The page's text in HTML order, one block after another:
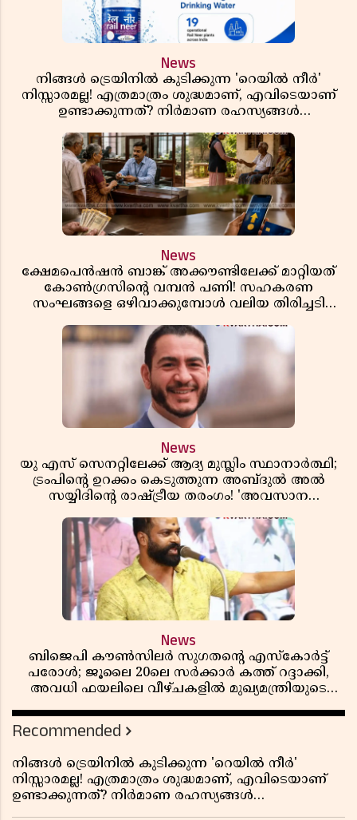
News
നിങ്ങൾ ട്രെയിനിൽ കുടിക്കുന്ന 'റെയിൽ നീർ'
നിസ്സാരമല്ല! എത്രമാത്രം ശുദ്ധമാണ്, എവിടെയാണ്
ഉണ്ടാക്കുന്നത്? നിർമാണ രഹസ്യങ്ങൾ
News
ക്ഷേമപെൻഷൻ ബാങ്ക് അക്കൗണ്ടിലേക്ക് മാറ്റിയത്
കോൺഗ്രസിന്റെ വമ്പൻ പണി! സഹകരണ
സംഘങ്ങളെ ഒഴിവാക്കുമ്പോൾ വലിയ തിരിച്ചടി
News
യു എസ് സെനറ്റിലേക്ക് ആദ്യ മുസ്ലിം സ്ഥാനാർത്ഥി;
ട്രംപിന്റെ ഉറക്കം കെടുത്തുന്ന അബ്ദുൽ അൽ
സയ്യിദിന്റെ രാഷ്ട്രീയ തരംഗം! 'അവസാന
News
ബിജെപി കൗൺസിലർ സുഗതന്റെ എസ്‌കോർട്ട്
പരോൾ; ജൂലൈ 20ലെ സർക്കാർ കത്ത് റദ്ദാക്കി,
അവധി ഫയലിലെ വീഴ്ചകളിൽ മുഖ്യമന്ത്രിയുടെ
Recommended
നിങ്ങൾ ട്രെയിനിൽ കുടിക്കുന്ന 'റെയിൽ നീർ'
നിസ്സാരമല്ല! എത്രമാത്രം ശുദ്ധമാണ്, എവിടെയാണ്
ഉണ്ടാക്കുന്നത്? നിർമാണ രഹസ്യങ്ങൾ